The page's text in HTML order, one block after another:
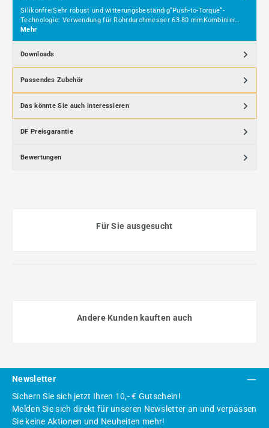
SilikonfreiSehr robust und witterungsbeständig“Push-to-Torque“-
Technologie: Verwendung für Rohrdurchmesser 63-80 mmKombinier…
Mehr
Downloads
Passendes Zubehör
Das könnte Sie auch interessieren
DF Preisgarantie
Bewertungen
Für Sie ausgesucht
Andere Kunden kauften auch
Newsletter
Sichern Sie sich jetzt Ihren 10,- € Gutschein!
Melden Sie sich direkt für unseren Newsletter an und verpassen
Sie keine Aktionen und Neuheiten mehr!